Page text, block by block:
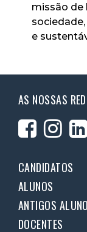
missão de
e
AS NOSSAS
CANDIDATOS
ALUNOS
ANTIGOS
DOCENTES